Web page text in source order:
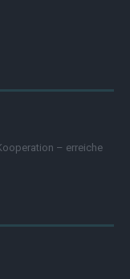
– erreiche